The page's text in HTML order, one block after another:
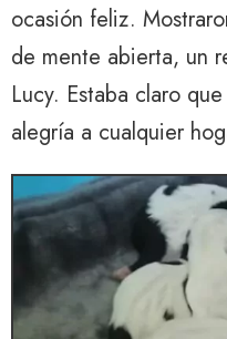
ocasión feliz.
de mente abierta, un
Lucy. Estaba claro
alegría a cualquier